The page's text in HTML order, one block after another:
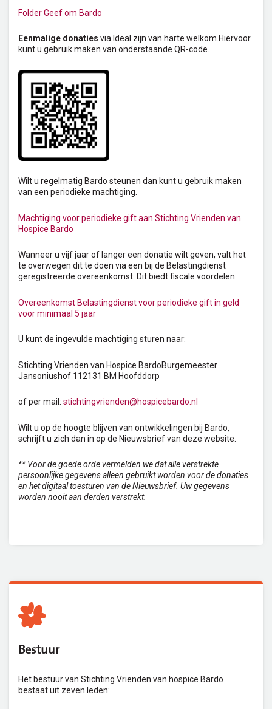
Folder Geef om Bardo
Eenmalige donaties via Ideal zijn van harte welkom. Hiervoor
kunt u gebruik maken van onderstaande QR-code.
Wilt u regelmatig Bardo steunen dan kunt u gebruik maken
van een periodieke machtiging.
Machtiging voor periodieke gift aan Stichting Vrienden van
Hospice Bardo
Wanneer u vijf jaar of langer een donatie wilt geven, valt het
te overwegen dit te doen via een bij de Belastingdienst
geregistreerde overeenkomst. Dit biedt fiscale voordelen.
Overeenkomst Belastingdienst voor periodieke gift in geld
voor minimaal 5 jaar
U kunt de ingevulde machtiging sturen naar:
Stichting Vrienden van Hospice BardoBurgemeester
Jansoniushof 112131 BM Hoofddorp
of per mail: stichtingvrienden@hospicebardo.nl
Wilt u op de hoogte blijven van ontwikkelingen bij Bardo,
schrijft u zich dan in op de Nieuwsbrief van deze website.
** Voor de goede orde vermelden we dat alle verstrekte
persoonlijke gegevens alleen gebruikt worden voor de donaties
en het digitaal toesturen van de Nieuwsbrief. Uw gegevens
worden nooit aan derden verstrekt.
Bestuur
Het bestuur van Stichting Vrienden van hospice Bardo
bestaat uit zeven leden: